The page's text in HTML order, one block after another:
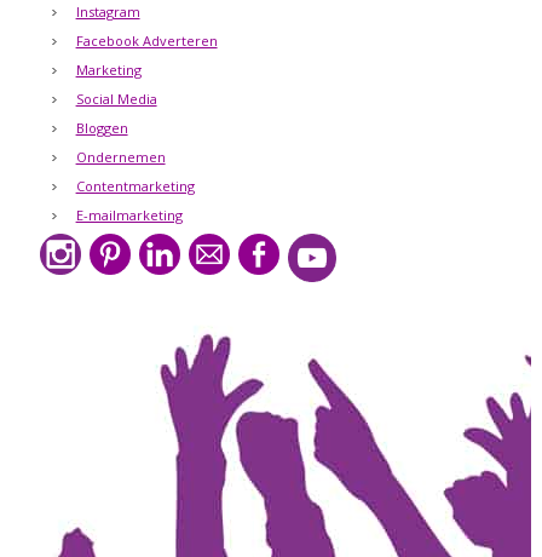
Instagram
Facebook Adverteren
Marketing
Social Media
Bloggen
Ondernemen
Contentmarketing
E-mailmarketing